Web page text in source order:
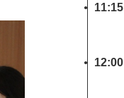
11:15
12:00